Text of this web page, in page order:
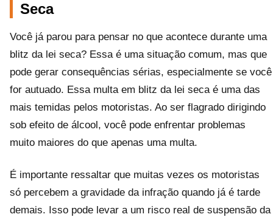
Seca
Você já parou para pensar no que acontece durante uma
blitz da lei seca? Essa é uma situação comum, mas que
pode gerar consequências sérias, especialmente se você
for autuado. Essa multa em blitz da lei seca é uma das
mais temidas pelos motoristas. Ao ser flagrado dirigindo
sob efeito de álcool, você pode enfrentar problemas
muito maiores do que apenas uma multa.
É importante ressaltar que muitas vezes os motoristas
só percebem a gravidade da infração quando já é tarde
demais. Isso pode levar a um risco real de suspensão da